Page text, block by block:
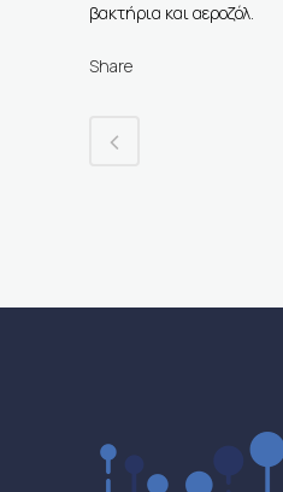
βακτήρια και αεροζόλ.
Share